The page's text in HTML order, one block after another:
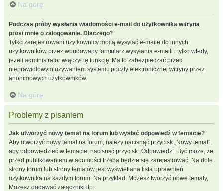
Na górę
Podczas próby wysłania wiadomości e-mail do użytkownika witryna
prosi mnie o zalogowanie. Dlaczego?
Tylko zarejestrowani użytkownicy mogą wysyłać e-maile do innych
użytkowników przez wbudowany formularz wysyłania e-maili i tylko wtedy,
jeżeli administrator włączył tę funkcję. Ma to zabezpieczać przed
nieprawidłowym używaniem systemu poczty elektronicznej witryny przez
anonimowych użytkowników.
Na górę
Problemy z pisaniem
Jak utworzyć nowy temat na forum lub wysłać odpowiedź w temacie?
Aby utworzyć nowy temat na forum, należy nacisnąć przycisk „Nowy temat”,
aby odpowiedzieć w temacie, nacisnąć przycisk „Odpowiedz”. Być może, że
przed publikowaniem wiadomości trzeba będzie się zarejestrować. Na dole
strony forum lub strony tematów jest wyświetlana lista uprawnień
użytkownika na każdym forum. Na przykład: Możesz tworzyć nowe tematy,
Możesz dodawać załączniki itp.